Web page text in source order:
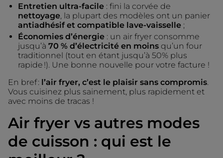
Entretien ultra-facile : fini la corvée de
nettoyage , la plupart des modèles ont un panier
antiadhésif et compatible lave-vaisselle ;
Économies d’énergie : un air fryer consomme
jusqu’à 70 % d’électricité en moins qu’un four
traditionnel (tout en étant jusqu’à 50% plus
rapide !). Une bonne nouvelle pour votre facture !
En bref : l’air fryer, c’est le plaisir sans compromis.
Vous cuisinez plus sainement, plus rapidement et
avec moins de tracas !
Air fryer vs autres modes
de cuisson : qui est le